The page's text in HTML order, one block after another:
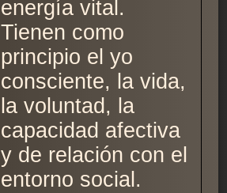
energía vital.
Tienen como
principio el yo
consciente, la vida,
la voluntad, la
capacidad afectiva
y de relación con el
entorno social.